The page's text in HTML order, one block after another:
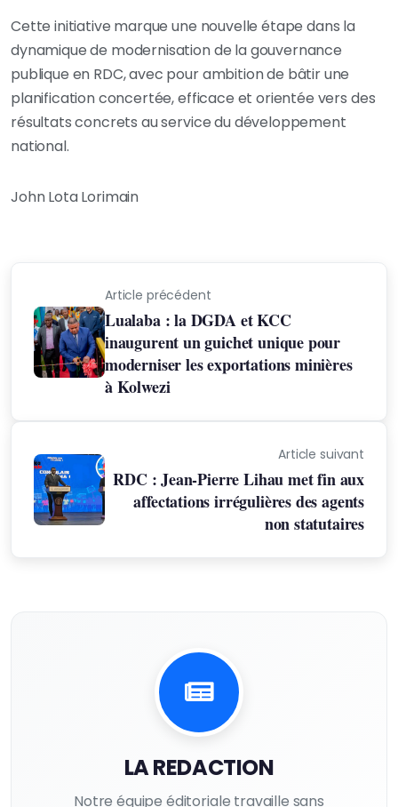
Cette initiative marque une nouvelle étape dans la
dynamique de modernisation de la gouvernance
publique en RDC, avec pour ambition de bâtir une
planification concertée, efficace et orientée vers des
résultats concrets au service du développement
national.
John Lota Lorimain
Article précédent
Lualaba : la DGDA et KCC
inaugurent un guichet unique pour
moderniser les exportations minières
à Kolwezi
Article suivant
RDC : Jean-Pierre Lihau met fin aux
affectations irrégulières des agents
non statutaires
LA REDACTION
Notre équipe éditoriale travaille sans